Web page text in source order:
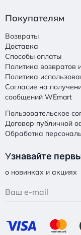
Покупателям
Возвраты
Доставка
Способы оплаты
Политика возвратов
Политика
Согласие на
сообщений WEmart
Пользовательское
Договор публичной
Обработка
Узнавайте
о новинках и акциях